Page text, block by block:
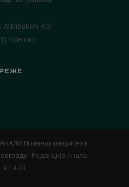
Attribution 4.0
Контакт
АНАЛИ Правног факултета
· Редакција Анала
в1.4.24